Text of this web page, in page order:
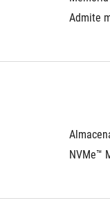
Admite
NVMe™